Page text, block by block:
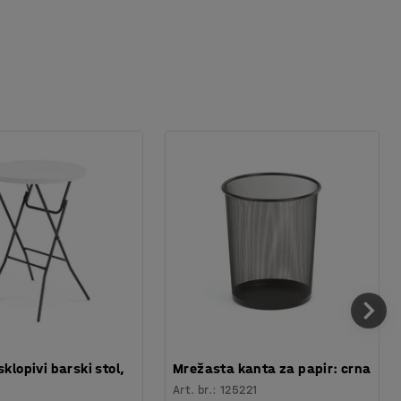
barski stol,
Mrežasta kanta za papir: crna
Art. br.:125221